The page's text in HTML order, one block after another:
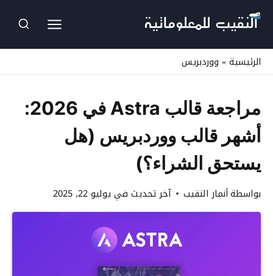
التجاوز
المحتوى
الرئيسية» ووردبريس
مراجعة قالب Astra في 2026:
أشهر قالب ووردبريس (هل
يستحق الشراء؟)
بواسطةأنمار النقيب آخر تحديث في يوليو 22, 2025